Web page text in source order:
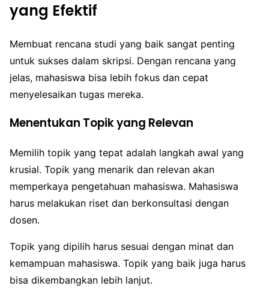
yang Efektif
Membuat rencana studi yang baik sangat penting
untuk sukses dalam skripsi. Dengan rencana yang
jelas, mahasiswa bisa lebih fokus dan cepat
menyelesaikan tugas mereka.
Menentukan Topik yang Relevan
Memilih topik yang tepat adalah langkah awal yang
krusial. Topik yang menarik dan relevan akan
memperkaya pengetahuan mahasiswa. Mahasiswa
harus melakukan riset dan berkonsultasi dengan
dosen.
Topik yang dipilih harus sesuai dengan minat dan
kemampuan mahasiswa. Topik yang baik juga harus
bisa dikembangkan lebih lanjut.